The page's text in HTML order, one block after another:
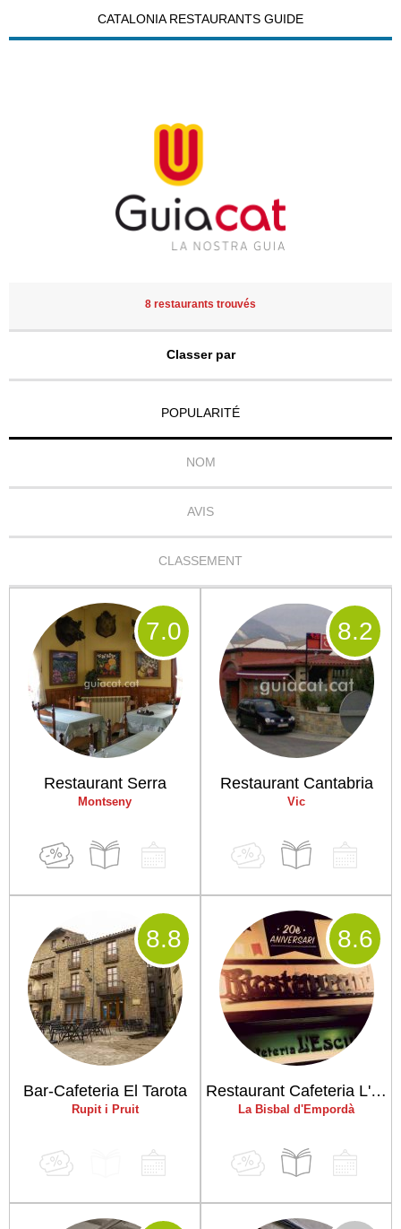
CATALONIA RESTAURANTS GUIDE
8 restaurants trouvés
Classer par
POPULARITÉ
NOM
AVIS
CLASSEMENT
Restaurant Serra
Montseny
7.0
Restaurant Cantabria
Vic
8.2
Bar-Cafeteria El Tarota
Rupit i Pruit
8.8
Restaurant Cafeteria L'Escut
La Bisbal d'Empordà
8.6